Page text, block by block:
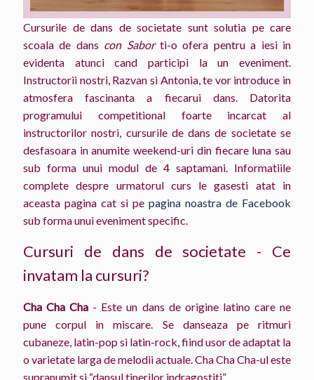
Cursurile de dans de societate sunt solutia pe care
scoala de dans con Saborti-o ofera pentru a iesi in
evidenta atunci cand participi la un eveniment.
Instructorii nostri, Razvan si Antonia, te vor introduce in
atmosfera fascinanta a fiecarui dans. Datorita
programului competitional foarte incarcat al
instructorilor nostri, cursurile de dans de societate se
desfasoara in anumite weekend-uri din fiecare luna sau
sub forma unui modul de 4 saptamani. Informatiile
complete despre urmatorul curs le gasesti atat in
aceasta pagina cat si pe pagina noastra de Facebook
sub forma unui eveniment specific.
Cursuri de dans de societate - Ce
invatam la cursuri?
Cha Cha Cha - Este un dans de origine latino care ne
pune corpul in miscare. Se danseaza pe ritmuri
cubaneze, latin-pop si latin-rock, fiind usor de adaptat la
o varietate larga de melodii actuale. Cha Cha Cha-ul este
supranumit si “dansul tinerilor indragostiti”.